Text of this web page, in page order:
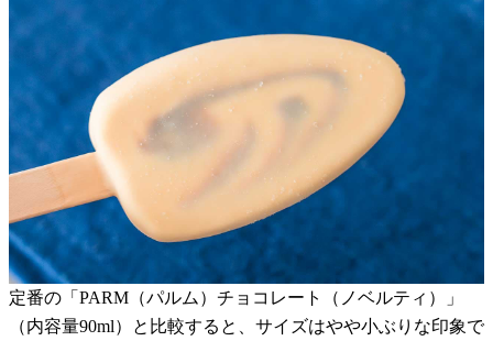
定番の「PARM（パルム）チョコレート（ノベルティ）」
（内容量90ml）と比較すると、サイズはやや小ぶりな印象で